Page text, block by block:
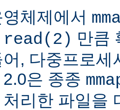
체제에서
read(2) 만큼
, 다중프로
은 종종
리한 파일을